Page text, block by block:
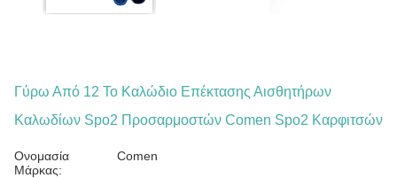
Γύρω Από 12 Το Καλώδιο Επέκτασης Αισθητήρων
Καλωδίων Spo2 Προσαρμοστών Comen Spo2 Καρφιτσών
Ονομασία
Μάρκας:
Comen